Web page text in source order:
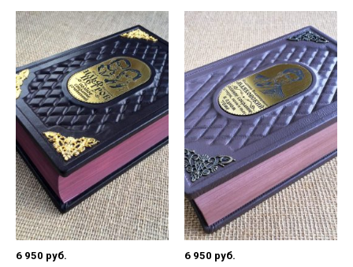
6 950 руб. 6 950 руб.